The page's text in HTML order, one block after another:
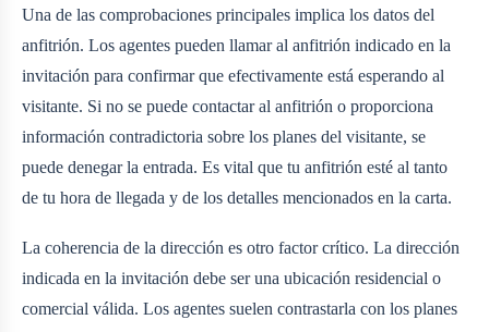
Una de las comprobaciones principales implica los datos del
anfitrión. Los agentes pueden llamar al anfitrión indicado en la
invitación para confirmar que efectivamente está esperando al
visitante. Si no se puede contactar al anfitrión o proporciona
información contradictoria sobre los planes del visitante, se
puede denegar la entrada. Es vital que tu anfitrión esté al tanto
de tu hora de llegada y de los detalles mencionados en la carta.
La coherencia de la dirección es otro factor crítico. La dirección
indicada en la invitación debe ser una ubicación residencial o
comercial válida. Los agentes suelen contrastarla con los planes